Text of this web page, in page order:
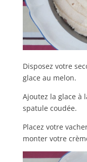
Disposez votre
glace au melon.
Ajoutez la glace à
spatule coudée.
Placez votre
monter votre